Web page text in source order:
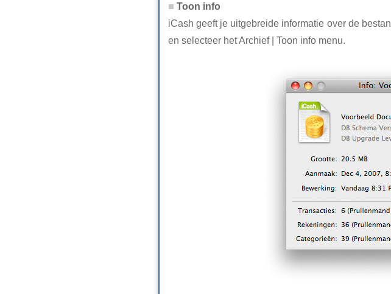
Toon info
iCash geeft je uitgebreide informatie over de
en selecteer het Archief | Toon info menu.